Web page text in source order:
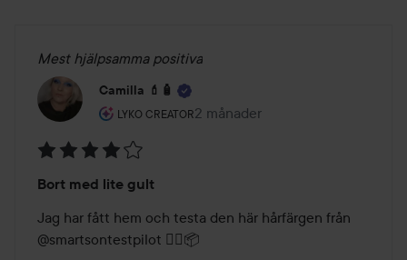
Mest hjälpsamma positiva
Camilla 💄🧴
LYKO CREATOR
Användarens roll: Lyko Creator.
2 månader
Inlägget skapades 2 månader
4
av
5
Bort med lite gult
Jag har fått hem och testa den här hårfärgen från
@smartsontestpilot 🙋‍♀️📦